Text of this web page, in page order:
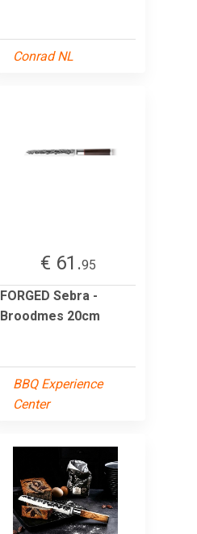
Conrad NL
€ 61.95
FORGED Sebra -
Broodmes 20cm
BBQ Experience
Center